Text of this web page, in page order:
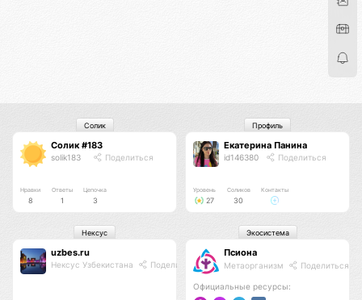
Солик #183
solik183 Поделиться
Нравки
8
Ответы
1
Цепочка
3
Солик
Екатерина Панина
id146380 Поделиться
Уровень
27
Соликов
30
Контакты
Профиль
uzbes.ru
Нексус Узбекистана Поделиться
Нексус
Псиона
Метаорганизм Поделиться
Официальные ресурсы:
Экосистема